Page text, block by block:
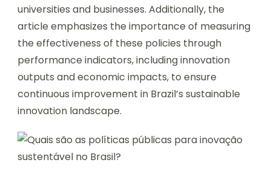
universities and businesses. Additionally, the
article emphasizes the importance of measuring
the effectiveness of these policies through
performance indicators, including innovation
outputs and economic impacts, to ensure
continuous improvement in Brazil’s sustainable
innovation landscape.